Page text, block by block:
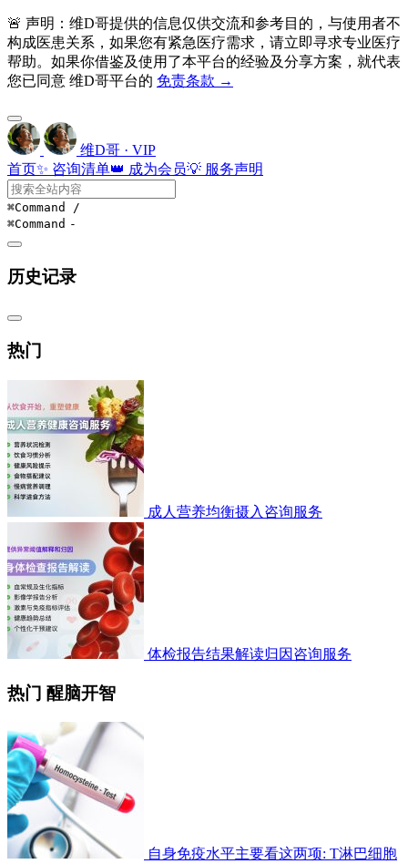
🚨 声明：维D哥提供的信息仅供交流和参考目的，与使用者不
构成医患关系，如果您有紧急医疗需求，请立即寻求专业医疗
帮助。如果你借鉴及使用了本平台的经验及分享方案，就代表
您已同意 维D哥平台的 免责条款 →
维D哥 · VIP
首页✨ 咨询清单👑 成为会员💡 服务声明
⌘Command /
⌘Command -
历史记录
热门
成人营养均衡摄入咨询服务
体检报告结果解读归因咨询服务
热门 醒脑开智
自身免疫水平主要看这两项: T淋巴细胞